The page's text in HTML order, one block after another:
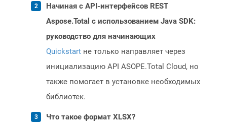
Начиная с API-интерфейсов REST
Aspose.Total с использованием Java SDK:
руководство для начинающих
Quickstart не только направляет через
инициализацию API ASOPE.Total Cloud, но
также помогает в установке необходимых
библиотек.
Что такое формат XLSX?